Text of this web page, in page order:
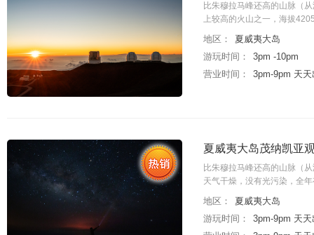
比朱穆拉马峰还高的山脉（
上较高的火山之一，海拔
地区：
夏威夷大岛
游玩时间：
3pm -10pm
营业时间：
3pm-9pm 天天
夏威夷大岛茂纳凯亚
比朱穆拉马峰还高的山脉（
天气干燥，没有光污染，全
地区：
夏威夷大岛
游玩时间：
3pm-9pm 天天